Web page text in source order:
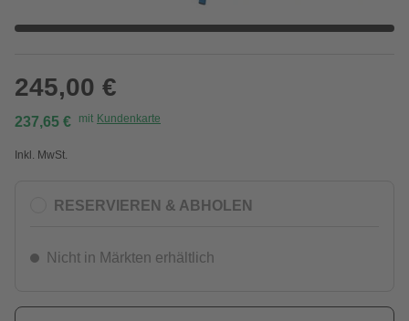
245,00 €
237,65 € mit Kundenkarte
Inkl. MwSt.
RESERVIEREN & ABHOLEN
Nicht in Märkten erhältlich